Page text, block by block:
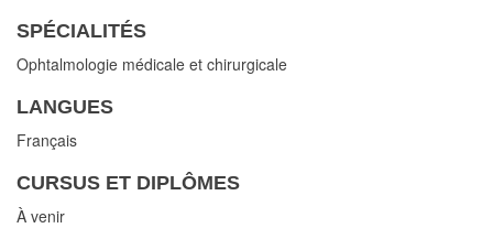
SPÉCIALITÉS
Ophtalmologie médicale et chirurgicale
LANGUES
Français
CURSUS ET DIPLÔMES
À venir